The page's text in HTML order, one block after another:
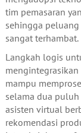
tim pemasaran
sehingga
sangat terhambat.
Langkah logis
mampu
selama dua
asisten virtual
rekomendasi